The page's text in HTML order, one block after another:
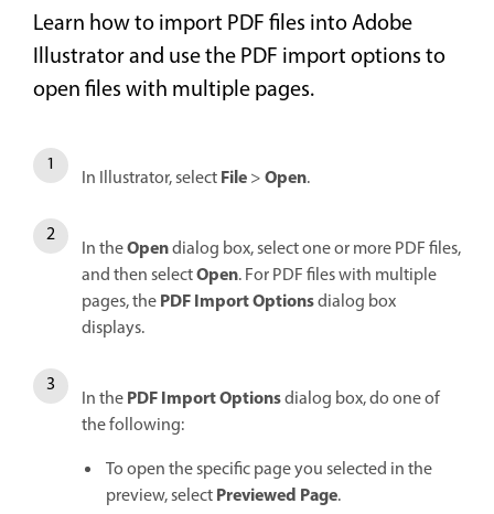
Learn how to import PDF files into Adobe
Illustrator and use the PDF import options to
open files with multiple pages.
In Illustrator, selectFile>Open.
In theOpendialog box, select one or more PDF files,
and then selectOpen. For PDF files with multiple
pages, thePDF Import Optionsdialog box
displays.
In thePDF Import Optionsdialog box, do one of
the following:
To open the specific page you selected in the
preview, selectPreviewed Page.